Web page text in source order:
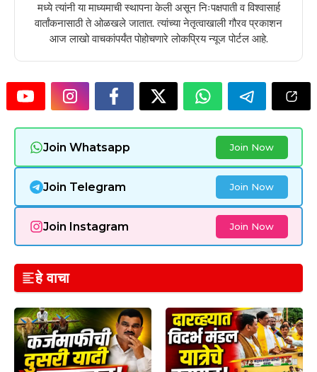
मध्ये त्यांनी या माध्यमाची स्थापना केली असून निःपक्षपाती व विश्वासार्ह
वार्तांकनासाठी ते ओळखले जातात. त्यांच्या नेतृत्वाखाली गौरव प्रकाशन
आज लाखो वाचकांपर्यंत पोहोचणारे लोकप्रिय न्यूज पोर्टल आहे.
Join Whatsapp Join Now
Join Telegram Join Now
Join Instagram Join Now
हे वाचा